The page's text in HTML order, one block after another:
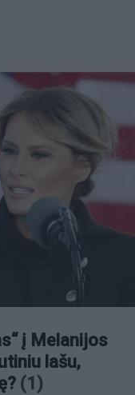
į Melanijos
lašu,
(1)